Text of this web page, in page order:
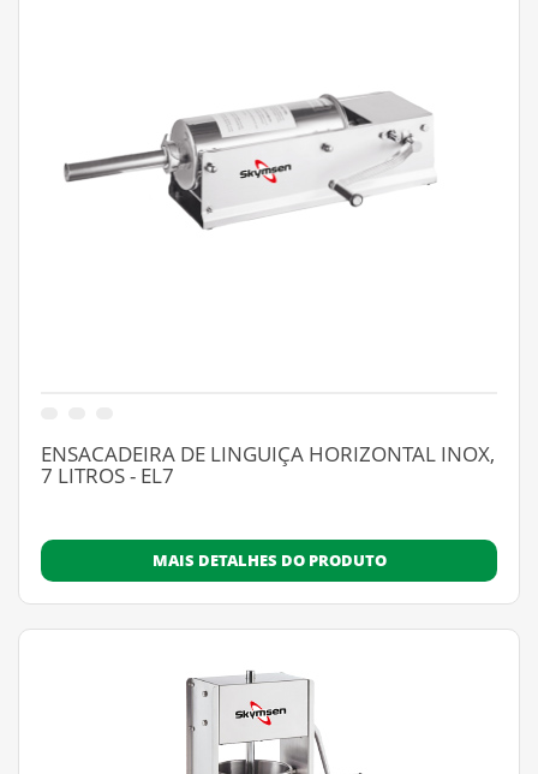
ENSACADEIRA DE LINGUIÇA HORIZONTAL INOX,
7 LITROS - EL7
MAIS DETALHES DO PRODUTO